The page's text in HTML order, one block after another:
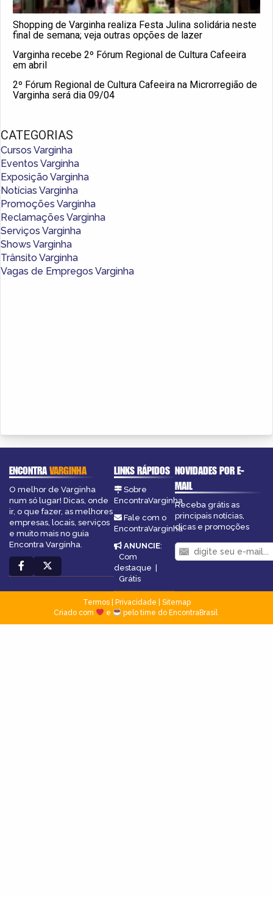
Shopping de Varginha realiza Festa Julina solidária neste
final de semana; veja outras opções de lazer
Varginha recebe 2º Fórum Regional de Cultura Cafeeira
em abril
2º Fórum Regional de Cultura Cafeeira na Microrregião de
Varginha será dia 09/04
CATEGORIAS
Cursos Varginha
Eventos Varginha
Exposição Varginha
Notícias Varginha
Promoções Varginha
Reclamações Varginha
Serviços Varginha
Shows Varginha
Trânsito Varginha
Vagas de Empregos Varginha
ENCONTRAVARGINHA
O melhor de Varginha
num só lugar! Dicas, onde
ir, o que fazer, as melhores
empresas, locais, serviços
e muito mais no guia
Encontra Varginha.
LINKS RÁPIDOS
Sobre
EncontraVarginha
Fale com o
EncontraVarginha
ANUNCIE:
Com
destaque
Grátis
NOVIDADES POR E-
MAIL
Receba grátis as
principais notícias,
dicas e promoções
Termos| Privacidade
Sitemap
Criado com
e pelo time do EncontraBrasil